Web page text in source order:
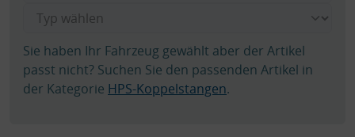
Sie haben Ihr Fahrzeug gewählt aber der Artikel
passt nicht? Suchen Sie den passenden Artikel in
der Kategorie HPS-Koppelstangen.